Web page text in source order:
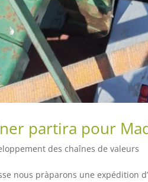
partira pour
des chaînes de valeurs
nous pràparons une expédition